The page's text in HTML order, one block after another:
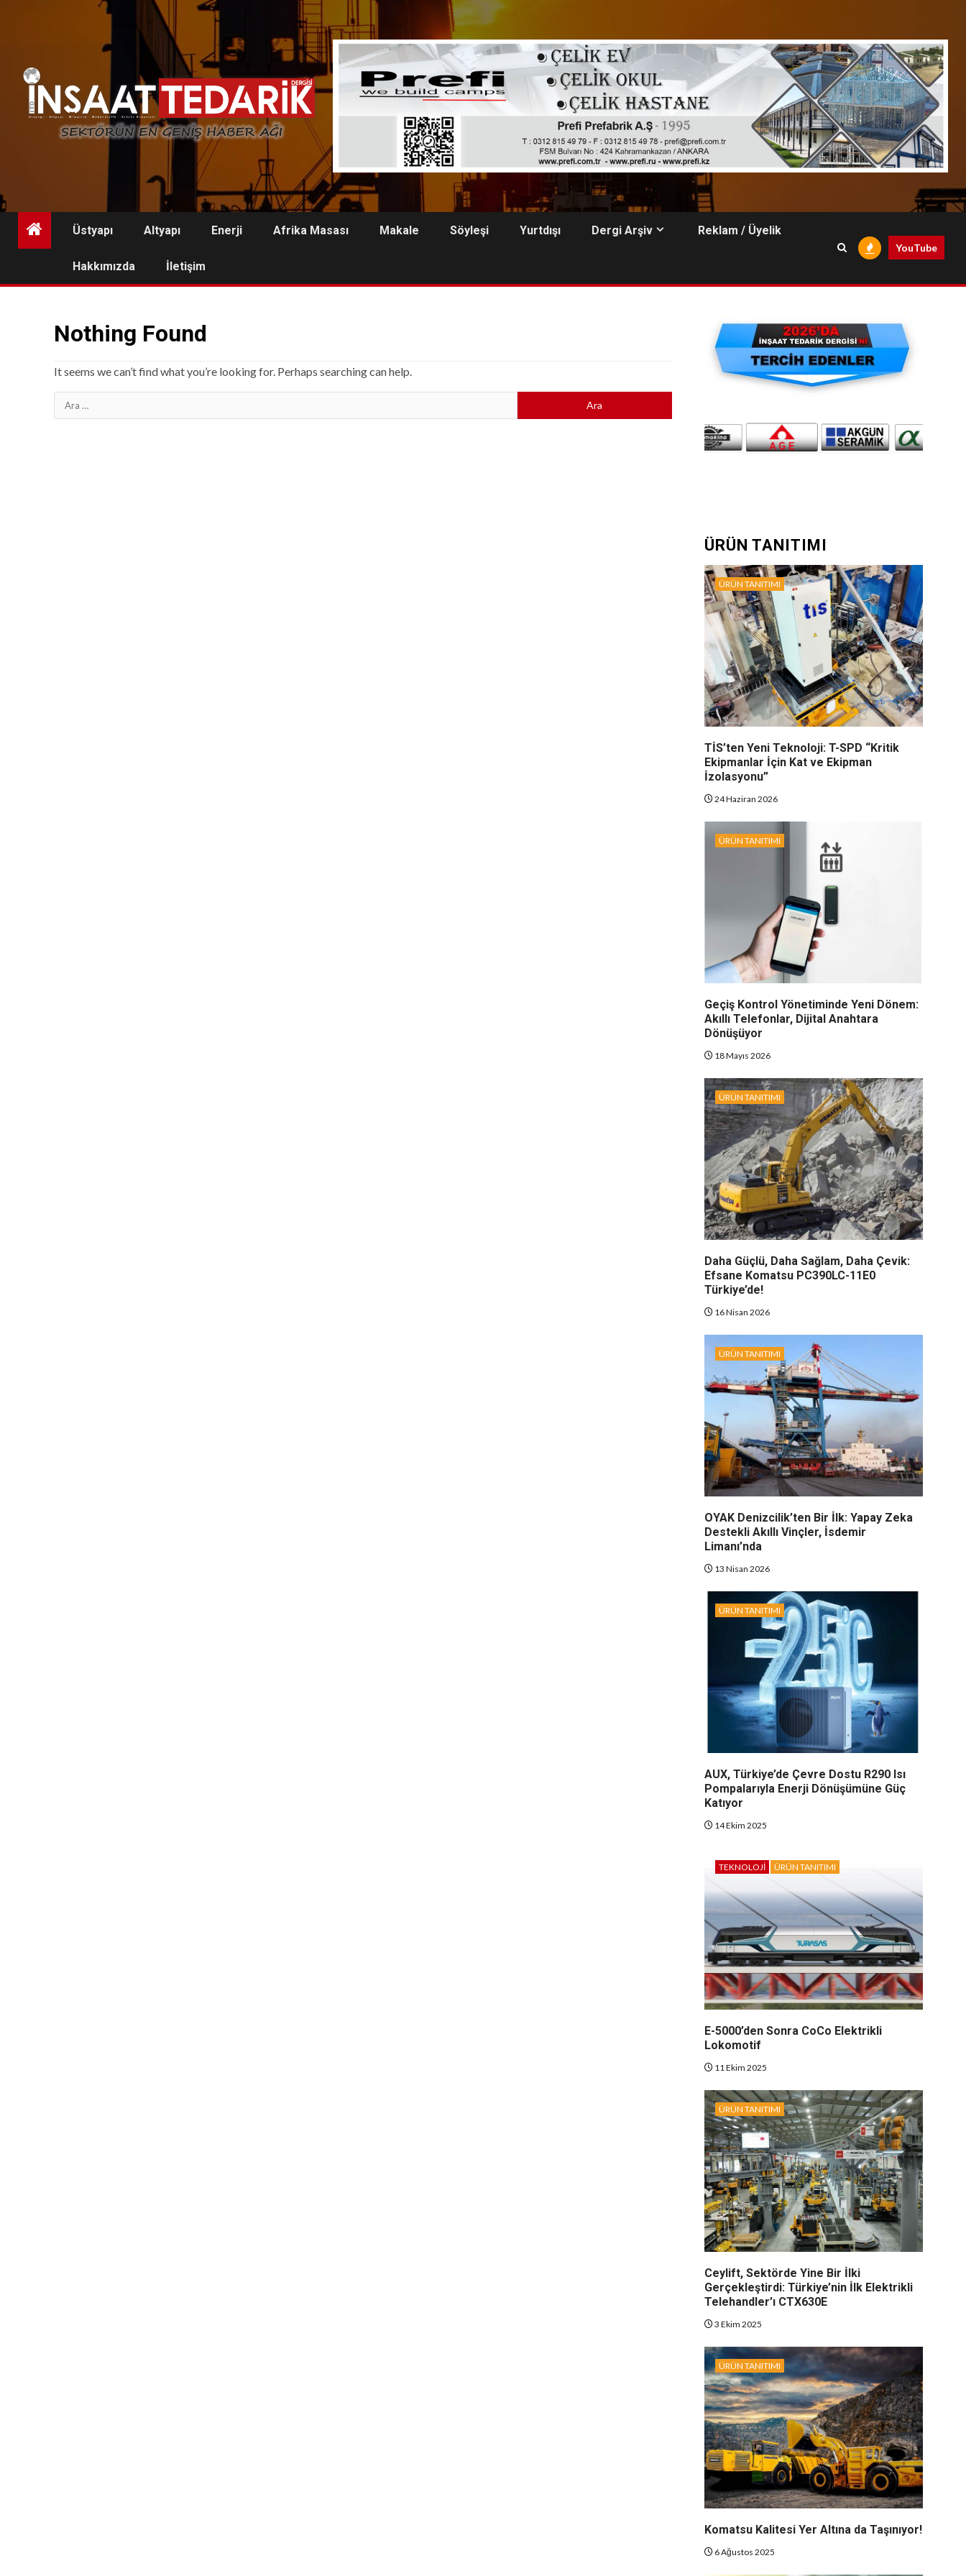
Üstyapı Altyapı Enerji Afrika Masası Makale Söyleşi Yurtdışı Dergi Arşiv Reklam / Üyelik
Hakkımızda İletişim
YouTube
Nothing Found
It seems we can’t find what you’re looking for. Perhaps searching can help.
Arama:
ÜRÜN TANITIMI
ÜRÜN TANITIMI
TİS’ten Yeni Teknoloji: T-SPD “Kritik
Ekipmanlar İçin Kat ve Ekipman
İzolasyonu”
24 Haziran 2026
ÜRÜN TANITIMI
Geçiş Kontrol Yönetiminde Yeni Dönem:
Akıllı Telefonlar, Dijital Anahtara
Dönüşüyor
18 Mayıs 2026
ÜRÜN TANITIMI
Daha Güçlü, Daha Sağlam, Daha Çevik:
Efsane Komatsu PC390LC-11E0
Türkiye’de!
16 Nisan 2026
ÜRÜN TANITIMI
OYAK Denizcilik’ten Bir İlk: Yapay Zeka
Destekli Akıllı Vinçler, İsdemir
Limanı’nda
13 Nisan 2026
ÜRÜN TANITIMI
AUX, Türkiye’de Çevre Dostu R290 Isı
Pompalarıyla Enerji Dönüşümüne Güç
Katıyor
14 Ekim 2025
TEKNOLOJI ÜRÜN TANITIMI
E-5000’den Sonra CoCo Elektrikli
Lokomotif
11 Ekim 2025
ÜRÜN TANITIMI
Ceylift, Sektörde Yine Bir İlki
Gerçekleştirdi: Türkiye’nin İlk Elektrikli
Telehandler’ı CTX630E
3 Ekim 2025
ÜRÜN TANITIMI
Komatsu Kalitesi Yer Altına da Taşınıyor!
6 Ağustos 2025